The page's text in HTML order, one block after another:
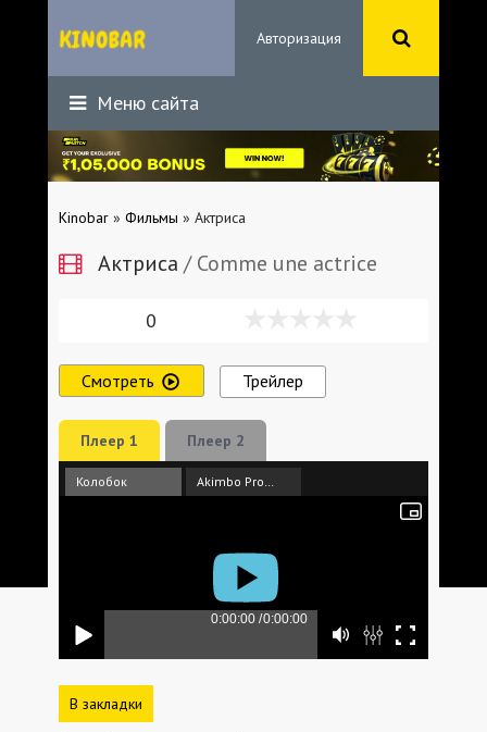
Авторизация
Меню сайта
Kinobar » Фильмы » Актриса
Актриса / Comme une actrice
0
Смотреть Трейлер
Плеер 1 Плеер 2
Колобок
В закладки